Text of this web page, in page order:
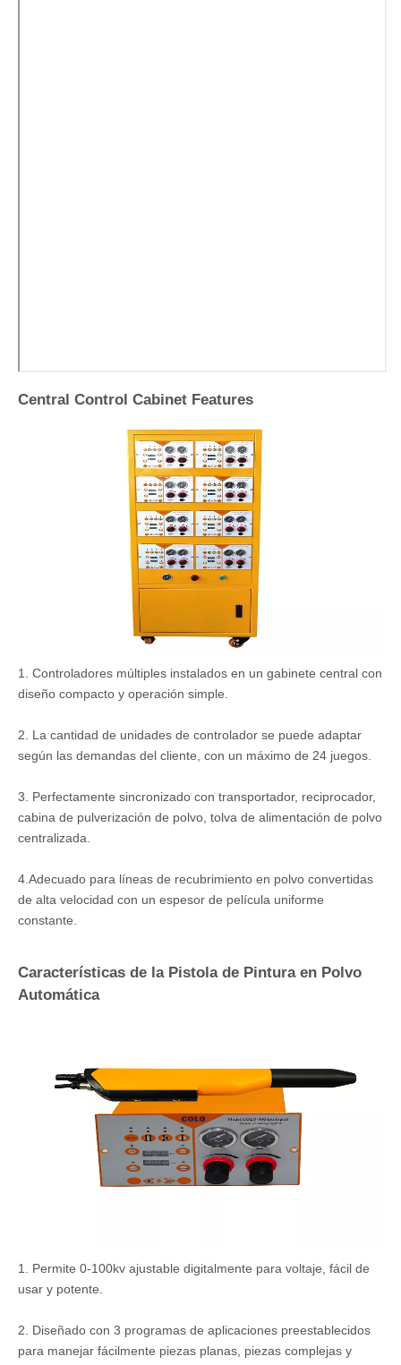
Central Control Cabinet Features
1. Controladores múltiples instalados en un gabinete central con
diseño compacto y operación simple.
2. La cantidad de unidades de controlador se puede adaptar
según las demandas del cliente, con un máximo de 24 juegos.
3. Perfectamente sincronizado con transportador, reciprocador,
cabina de pulverización de polvo, tolva de alimentación de polvo
centralizada.
4.Adecuado para líneas de recubrimiento en polvo convertidas
de alta velocidad con un espesor de película uniforme
constante.
Características de la Pistola de Pintura en Polvo
Automática
1. Permite 0-100kv ajustable digitalmente para voltaje, fácil de
usar y potente.
2. Diseñado con 3 programas de aplicaciones preestablecidos
para manejar fácilmente piezas planas, piezas complejas y